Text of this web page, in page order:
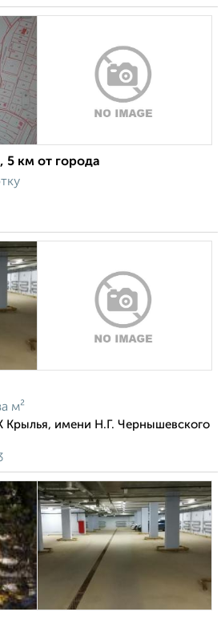
5 км от города
м²
Крылья, имени Н.Г. Чернышевского